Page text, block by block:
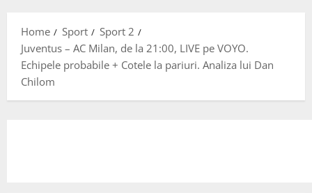
Home Sport
Sport 2
Juventus – AC Milan, de la 21:00, LIVE pe VOYO.
Echipele probabile + Cotele la pariuri. Analiza lui Dan
Chilom